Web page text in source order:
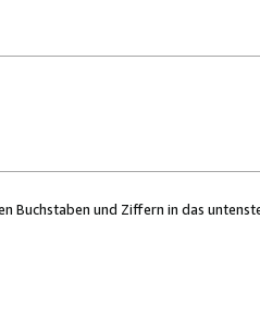
Buchstaben und Ziffern in das